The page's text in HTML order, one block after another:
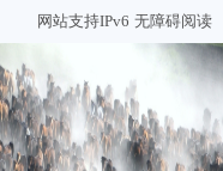
网站支持IPv6 无障碍阅读